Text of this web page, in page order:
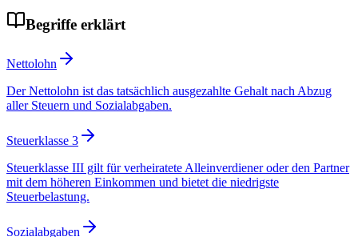
Begriffe erklärt
Nettolohn
Der Nettolohn ist das tatsächlich ausgezahlte Gehalt nach Abzug
aller Steuern und Sozialabgaben.
Steuerklasse 3
Steuerklasse III gilt für verheiratete Alleinverdiener oder den Partner
mit dem höheren Einkommen und bietet die niedrigste
Steuerbelastung.
Sozialabgaben